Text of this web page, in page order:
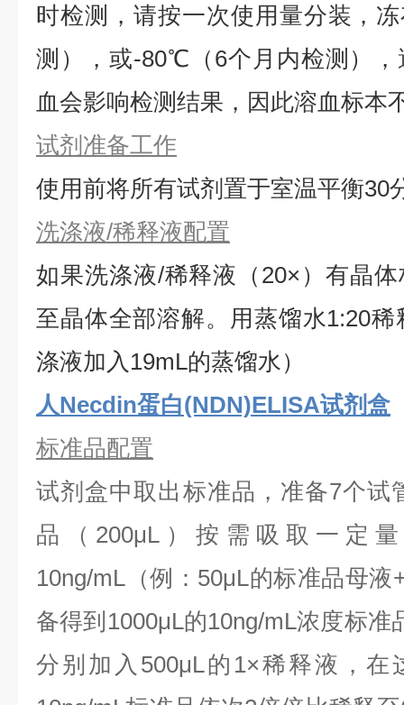
时检测，请按一次使用量分装，
测），或-80℃（6个月内检测）
血会影响检测结果，因此溶血标本
试剂准备工作
使用前将所有试剂置于室温平衡30
洗涤液/稀释液配置
如果洗涤液/稀释液（20×）有晶
⾄晶体全部溶解。用蒸馏水1:20
涤液加入19mL的蒸馏水）
人Necdin蛋白(NDN)ELISA试剂盒
标准品配置
试剂盒中取出标准品，准备7个试
品（200μL）按需吸取一定
10ng/mL（例：50μL的标准品母
备得到1000μL的10ng/mL浓度标准
分别加入500μL的1×稀释液，